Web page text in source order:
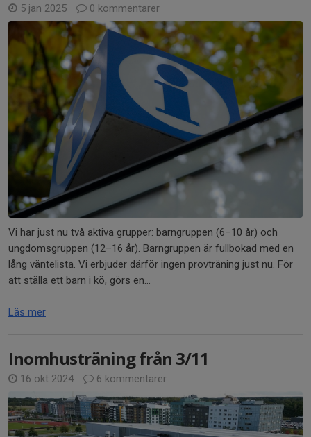
5 jan 2025 0 kommentarer
Vi har just nu två aktiva grupper: barngruppen (6–10 år) och
ungdomsgruppen (12–16 år). Barngruppen är fullbokad med en
lång väntelista. Vi erbjuder därför ingen provträning just nu. För
att ställa ett barn i kö, görs en...
Läs mer
Inomhusträning från 3/11
16 okt 2024 6 kommentarer